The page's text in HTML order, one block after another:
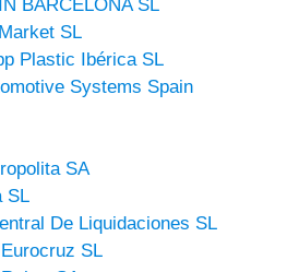
BARCELONA SL
SL
Plastic Ibérica SL
Systems Spain
SA
SL
De Liquidaciones SL
SL